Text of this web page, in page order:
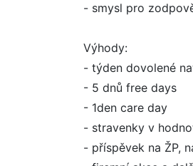
- smysl pro
Výhody:
- týden dovolené
- 5 dnů free days
- 1den care day
- stravenky v
- příspěvek na ŽP,